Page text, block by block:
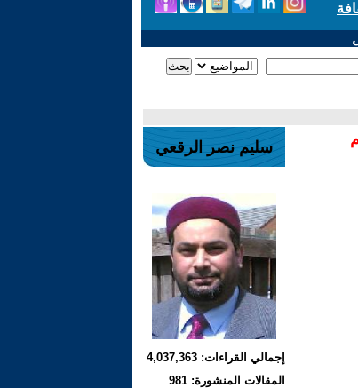
سليم نصر الرقعي
إجمالي القراءات: 4,037,363
المقالات المنشورة: 981